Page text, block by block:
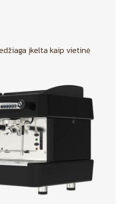
įkelta kaip vietinė